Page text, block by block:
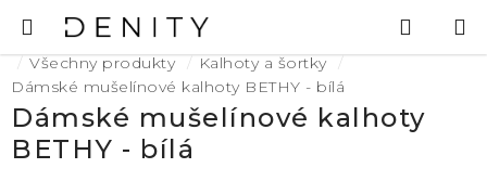
na
obsah
Hledat
Domů
Všechny produkty
Kalhoty a šortky
Dámské mušelínové kalhoty BETHY - bílá
Dámské mušelínové kalhoty
BETHY - bílá